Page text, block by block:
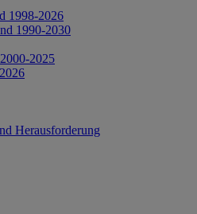
1998-2026
1990-2030
2025
Herausforderung